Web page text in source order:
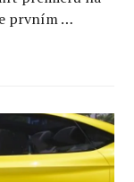
prvním …